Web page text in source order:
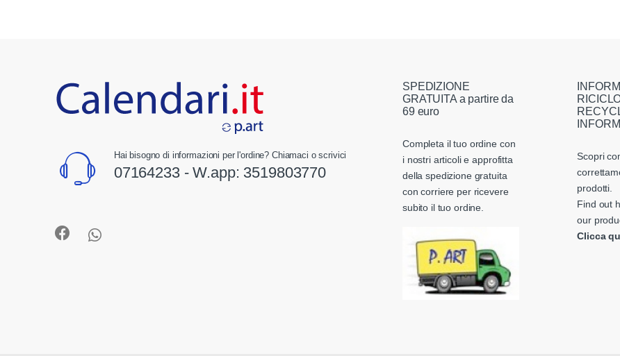
Hai bisogno di informazioni per l'ordine? Chiamaci o scrivici
07164233 - W.app: 3519803770
SPEDIZIONE
GRATUITA a partire da
69 euro
Completa il tuo ordine con
i nostri articoli e approfitta
della spedizione gratuita
con corriere per ricevere
subito il tuo ordine.
Scopri
prodotti.
Find out
our
Clicca